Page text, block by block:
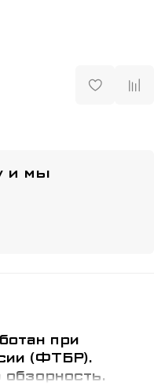
и мы
при
(ФТБР).